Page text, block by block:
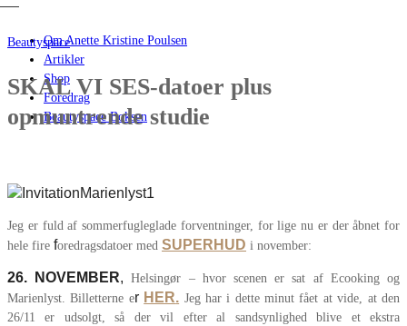
Om Anette Kristine Poulsen
Artikler
Shop
Foredrag
Beautyspace Boksen
Beautyspace
SKAL VI SES-datoer plus
opmuntrende studie
Jeg er fuld af sommerfugleglade forventninger, for lige nu er der åbnet for
hele fire foredragsdatoer med SUPERHUD i november:
26. NOVEMBER,Helsingør – hvor scenen er sat af Ecooking og
Marienlyst. Billetterne er HER. Jeg har i dette minut fået at vide, at den
26/11 er udsolgt, så der vil efter al sandsynlighed blive et ekstra